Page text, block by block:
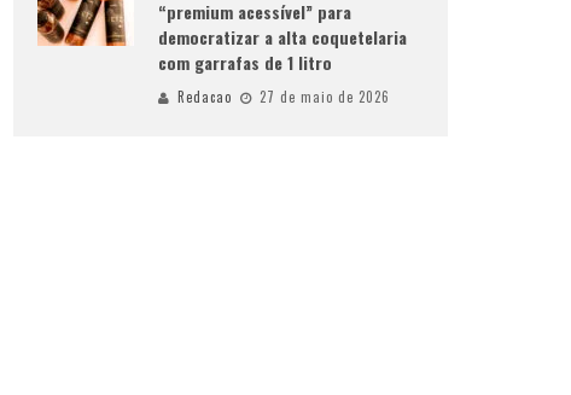
“premium acessível” para
democratizar a alta coquetelaria
com garrafas de 1 litro
Redacao 27 de maio de 2026